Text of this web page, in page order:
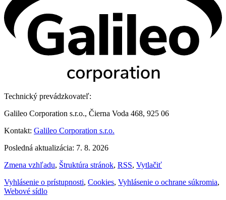
Technický prevádzkovateľ:
Galileo Corporation s.r.o., Čierna Voda 468, 925 06
Kontakt: Galileo Corporation s.r.o.
Posledná aktualizácia: 7. 8. 2026
Zmena vzhľadu, Štruktúra stránok, RSS, Vytlačiť
Vyhlásenie o prístupnosti, Cookies, Vyhlásenie o ochrane súkromia,
Webové sídlo